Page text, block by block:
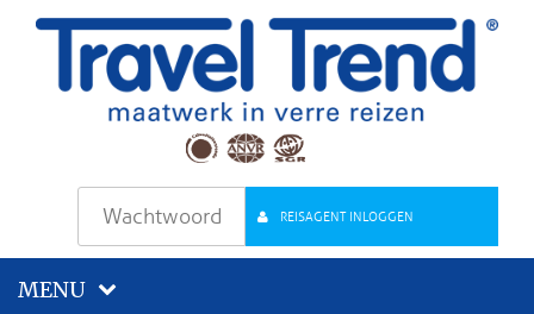
REISAGENT INLOGGEN
MENU